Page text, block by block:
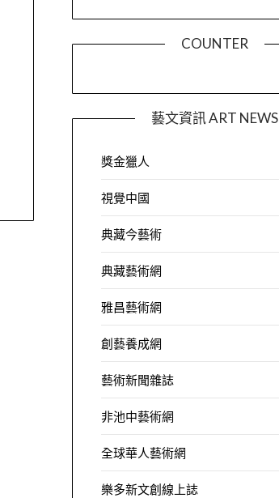
COUNTER
藝文資訊 ART NEWS
獎金獵人
視覺中國
典藏今藝術
典藏藝術網
雅昌藝術網
創藝養成網
藝術新聞雜誌
非池中藝術網
全球華人藝術網
樂多新文創線上誌